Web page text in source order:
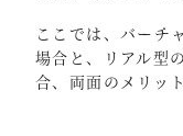
ここでは、バーチ
場合と、リアル型
合、両面のメリッ